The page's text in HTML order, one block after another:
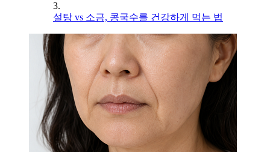
3.
설탕 vs 소금, 콩국수를 건강하게 먹는 법